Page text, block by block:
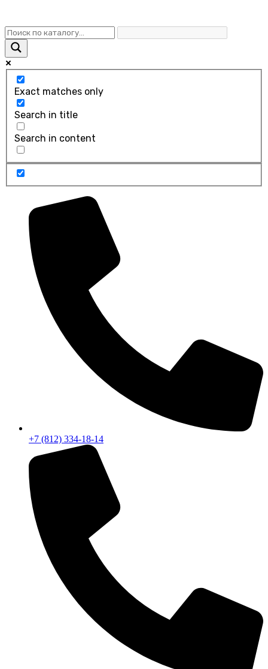
Exact matches only
Search in title
Search in content
+7 (812) 334-18-14